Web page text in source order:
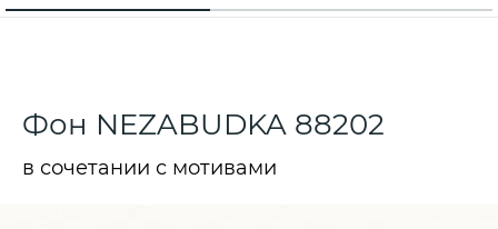
Фон NEZABUDKA 88202
в сочетании с мотивами